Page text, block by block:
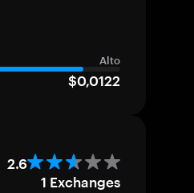
Alto
$0,0122
2.6
1 Exchanges